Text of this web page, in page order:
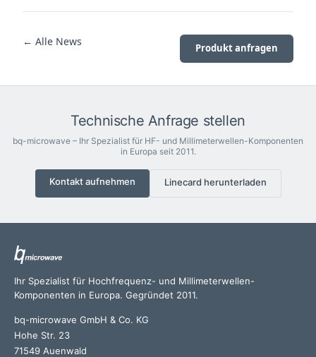
← Alle News Produkt anfragen
Technische Anfrage stellen
bq-microwave – Ihr Spezialist für HF- und Millimeterwellen-Komponenten
in Europa seit 2011.
Kontakt aufnehmen Linecard herunterladen
Ihr Spezialist für Hochfrequenz- und Millimeterwellen-
Komponenten in Europa. Gegründet 2011.
bq-microwave GmbH & Co. KG
Hohe Str. 23
71549 Auenwald